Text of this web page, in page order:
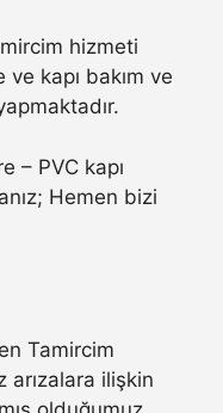
hizmeti
kapı bakım ve
– PVC kapı
Hemen bizi
Tamircim
arızalara ilişkin